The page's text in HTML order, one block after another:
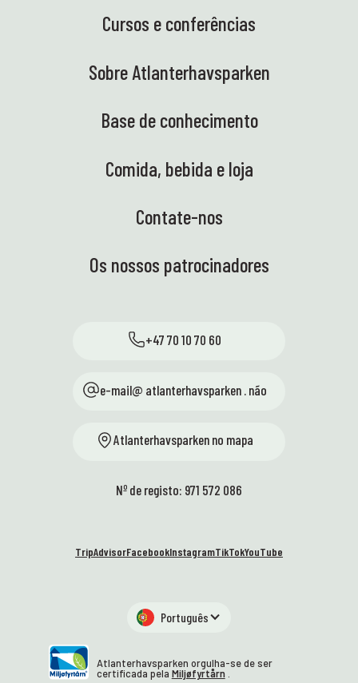
Cursos e conferências
Sobre Atlanterhavsparken
Base de conhecimento
Comida, bebida e loja
Contate-nos
Os nossos patrocinadores
+47 70 10 70 60
e-mail@ atlanterhavsparken . não
Atlanterhavsparken no mapa
Nº de registo: 971 572 086
TripAdvisorFacebookInstagramTikTokYouTube
Português
Atlanterhavsparken orgulha-se de ser
certificada pela Miljøfyrtårn.